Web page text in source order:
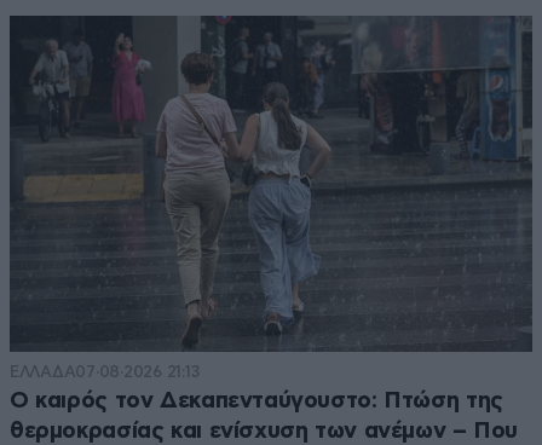
ΕΛΛΑΔΑ07·08·2026 21:13
Ο καιρός τον Δεκαπενταύγουστο: Πτώση της
θερμοκρασίας και ενίσχυση των ανέμων – Που